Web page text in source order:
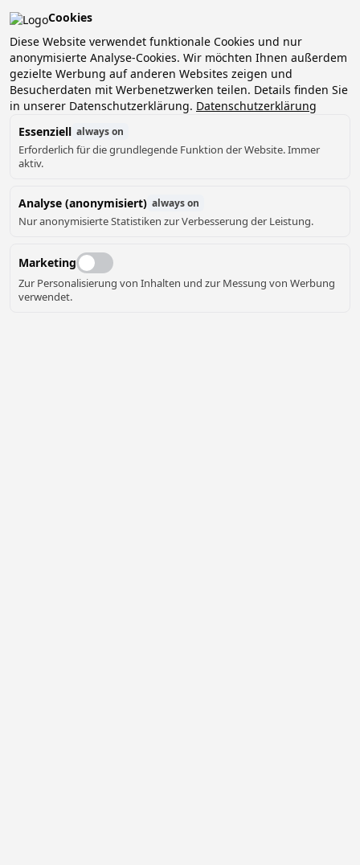
Pean-buiten is verkozen tot het beste kleinschalige
vakantiepark van Nederland!
Boek nu jouw verblijf en ontdek het zelf!
UNSERE
INSTAGRAM-SEITE
Sehen Sie, was es bei Pean-buiten alles zu
Cookies
Diese Website verwendet funktionale Cookies und nur
anonymisierte Analyse-Cookies. Wir möchten Ihnen außerdem
gezielte Werbung auf anderen Websites zeigen und
Besucherdaten mit Werbenetzwerken teilen. Details finden Sie
in unserer Datenschutzerklärung. Datenschutzerklärung
Essenziell always on
Erforderlich für die grundlegende Funktion der Website. Immer
aktiv.
Analyse (anonymisiert) always on
Nur anonymisierte Statistiken zur Verbesserung der Leistung.
Marketing
Zur Personalisierung von Inhalten und zur Messung von Werbung
verwendet.